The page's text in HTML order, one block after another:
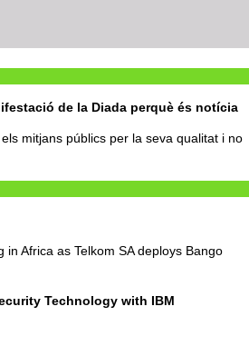
de la Diada perquè és notícia
mitjans públics per la seva qualitat i no
Africa as Telkom SA deploys Bango
Technology with IBM